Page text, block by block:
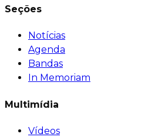
Seções
Notícias
Agenda
Bandas
In Memoriam
Multimídia
Vídeos